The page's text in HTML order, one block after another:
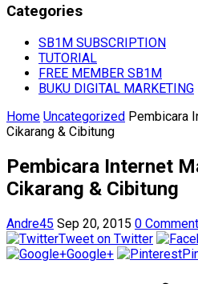
Categories
SB1M SUBSCRIPTION
TUTORIAL
FREE MEMBER SB1M
BUKU DIGITAL MARKETING
Home Uncategorized Pembicara
Cikarang & Cibitung
Pembicara Internet
Cikarang & Cibitung
Andre45 Sep 20, 2015 0
Tweet on Twitter
Google+